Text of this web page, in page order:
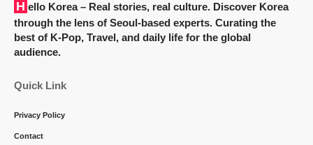
Hello Korea– Real stories, real culture. Discover Korea
through the lens of Seoul-based experts. Curating the
best of K-Pop, Travel, and daily life for the global
audience.
Quick Link
Privacy Policy
Contact